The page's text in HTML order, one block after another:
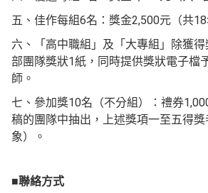
五、佳作每組6名：獎金2,500元（共18
六、「高中職組」及「大專組」除獲
部團隊獎狀1紙，同時提供獎狀電子檔
師。
七、參加獎10名（不分組）：禮券
稿的團隊中抽出，上述獎項一至五得
象）。
■聯絡方式